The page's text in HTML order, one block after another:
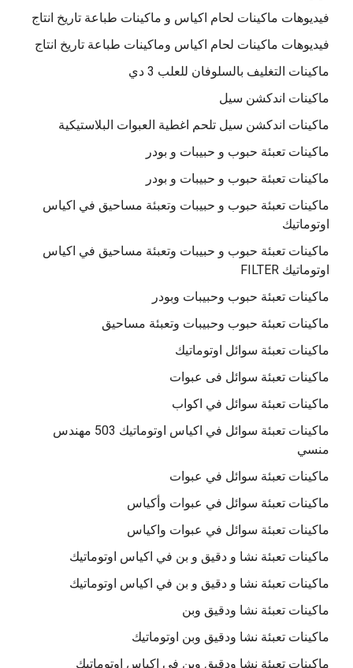
فيديوهات ماكينات لحام اكياس و ماكينات طباعة تاريخ انتاج
فيديوهات ماكينات لحام اكياس وماكينات طباعة تاريخ انتاج
ماكينات التغليف بالسلوفان للعلب 3 دي
ماكينات اندكشن سيل
ماكينات اندكشن سيل تلحم اغطية العبوات البلاستيكية
ماكينات تعبئة حبوب و حبيبات و بودر
ماكينات تعبئة حبوب و حبيبات و بودر
ماكينات تعبئة حبوب و حبيبات وتعبئة مساحيق في اكياس
اوتوماتيك
ماكينات تعبئة حبوب و حبيبات وتعبئة مساحيق في اكياس
اوتوماتيك FILTER
ماكينات تعبئة حبوب وحبيبات وبودر
ماكينات تعبئة حبوب وحبيبات وتعبئة مساحيق
ماكينات تعبئة سوائل اوتوماتيك
ماكينات تعبئة سوائل فى عبوات
ماكينات تعبئة سوائل في اكواب
ماكينات تعبئة سوائل في اكياس اوتوماتيك 503 مهندس
منسي
ماكينات تعبئة سوائل في عبوات
ماكينات تعبئة سوائل في عبوات وأكياس
ماكينات تعبئة سوائل في عبوات واكياس
ماكينات تعبئة نشا و دقيق و بن في اكياس اوتوماتيك
ماكينات تعبئة نشا و دقيق و بن في اكياس اوتوماتيك
ماكينات تعبئة نشا ودقيق وبن
ماكينات تعبئة نشا ودقيق وبن اوتوماتيك
ماكينات تعبئة نشا ودقيق وبن في اكياس اوتوماتيك